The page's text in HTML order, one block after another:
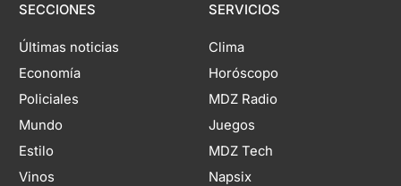
SECCIONES
Últimas noticias
Economía
Policiales
Mundo
Estilo
Vinos
SERVICIOS
Clima
Horóscopo
MDZ Radio
Juegos
MDZ Tech
Napsix